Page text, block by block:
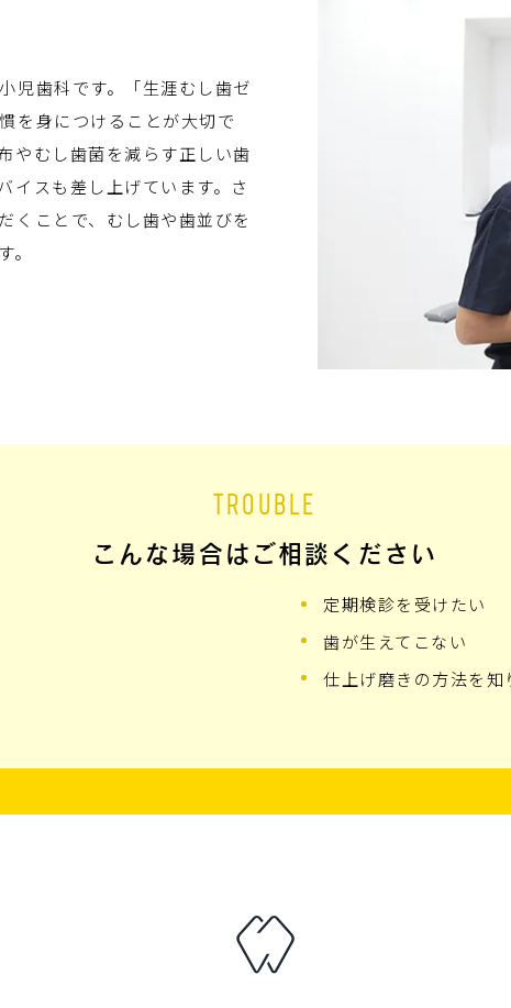
児歯科です。「生涯むし歯ゼ
を身につけることが大切で
やむし歯菌を減らす正しい歯
イスも差し上げています。さ
くことで、むし歯や歯並びを
TROUBLE
こんな場合はご相談ください
定期検診を受けたい
歯が生えてこない
仕上げ磨きの方法を知